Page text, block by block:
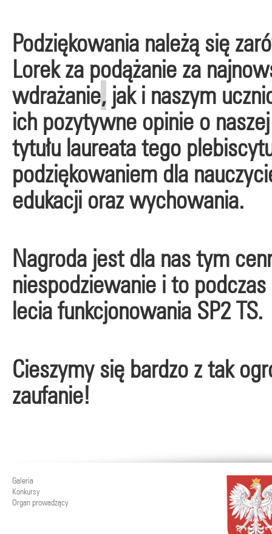
Podziękowania należą się
Lorek za podążanie za
wdrażanie, jak i naszym
ich pozytywne opinie o
tytułu laureata tego
podziękowaniem dla
edukacji oraz wychowania.
Nagroda jest dla nas tym
niespodziewanie i to
lecia funkcjonowania SP2 TS.
Cieszymy się bardzo z tak
zaufanie!
Galeria
Konkursy
Organ prowadzący